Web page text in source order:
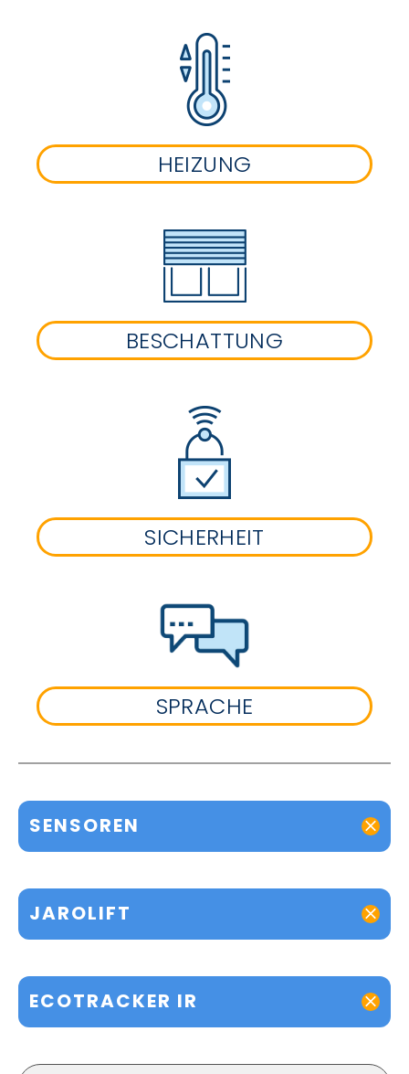
HEIZUNG
BESCHATTUNG
SICHERHEIT
SPRACHE
SENSOREN
JAROLIFT
ECOTRACKER IR